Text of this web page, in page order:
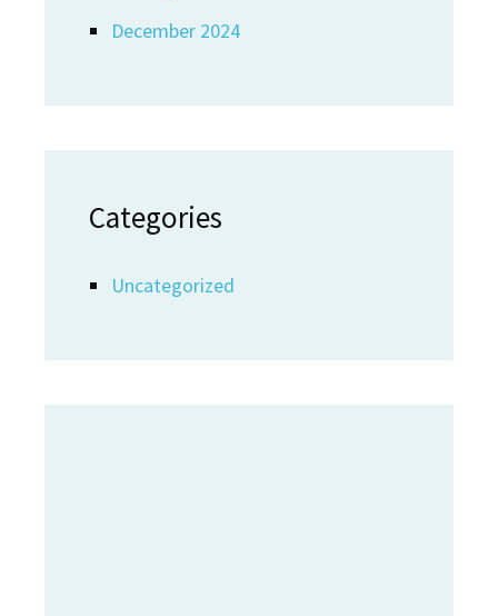
December 2024
Categories
Uncategorized